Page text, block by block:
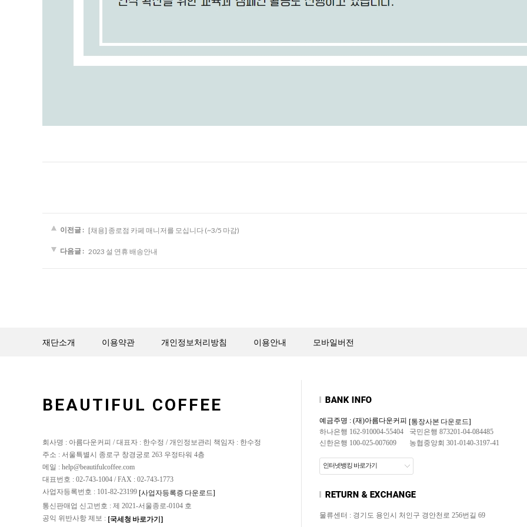
이전글 : [채용] 종로점 카페 매니저를 모십니다 (~3/5 마감)
다음글 : 2023 설 연휴 배송안내
재단소개 이용약관 개인정보처리방침 이용안내 모바일버전
BEAUTIFUL COFFEE
회사명 : 아름다운커피 / 대표자 : 한수정 / 개인정보관리 책임자 : 한수정
주소 : 서울특별시 종로구 창경궁로 263 우정타워 4층
메일 : help@beautifulcoffee.com
대표번호 : 02-743-1004 / FAX : 02-743-1773
사업자등록번호 : 101-82-23199 [사업자등록증 다운로드]
통신판매업 신고번호 : 제 2021-서울종로-0104 호
공익 위반사항 제보 : [국세청 바로가기]
예금주명 : (재)아름다운커피 [통장사본 다운로드]
하나은행 162-910004-55404
국민은행 873201-04-084485
신한은행 100-025-007609
농협중앙회 301-0140-3197-41
인터넷뱅킹 바로가기
물류센터 : 경기도 용인시 처인구 경안천로 256번길 69